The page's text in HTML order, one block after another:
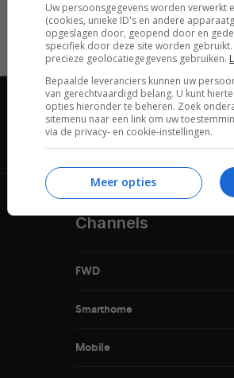
De laatste
Channels
FWD
Smarthome
Mobile
Uw persoonsgegevens worden verwerkt
(cookies, unieke ID's en andere
opgeslagen door, geopend door en
specifiek door deze site worden
precieze geolocatiegegevens gebruiken.
Bepaalde leveranciers kunnen uw
van gerechtvaardigd belang. U kunt
opties hieronder te beheren. Zoek
sitemenu naar een link om uw
via de privacy- en cookie-instellingen.
Meer opties